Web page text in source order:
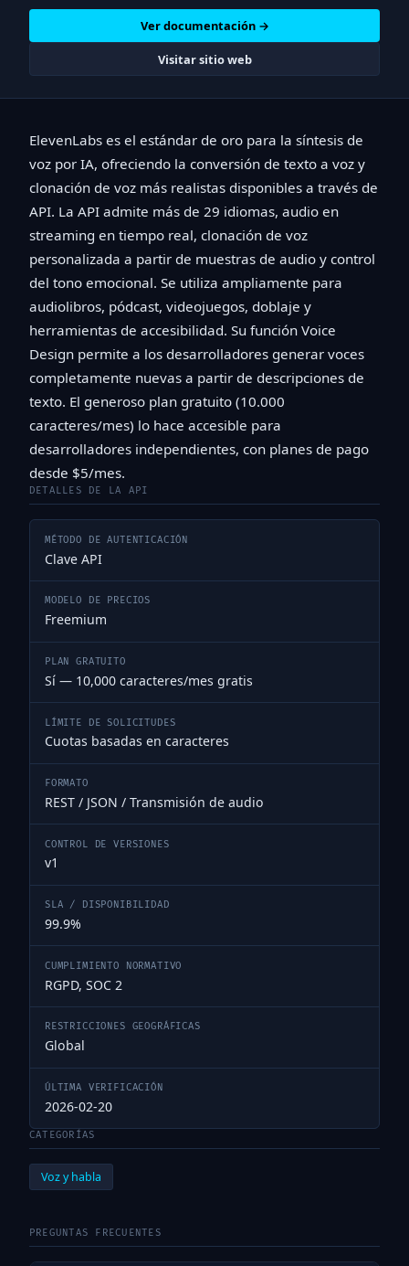
Ver documentación →
Visitar sitio web
ElevenLabs es el estándar de oro para la síntesis de
voz por IA, ofreciendo la conversión de texto a voz y
clonación de voz más realistas disponibles a través de
API. La API admite más de 29 idiomas, audio en
streaming en tiempo real, clonación de voz
personalizada a partir de muestras de audio y control
del tono emocional. Se utiliza ampliamente para
audiolibros, pódcast, videojuegos, doblaje y
herramientas de accesibilidad. Su función Voice
Design permite a los desarrolladores generar voces
completamente nuevas a partir de descripciones de
texto. El generoso plan gratuito (10.000
caracteres/mes) lo hace accesible para
desarrolladores independientes, con planes de pago
desde $5/mes.
DETALLES DE LA API
MÉTODO DE AUTENTICACIÓN
Clave API
MODELO DE PRECIOS
Freemium
PLAN GRATUITO
Sí — 10,000 caracteres/mes gratis
LÍMITE DE SOLICITUDES
Cuotas basadas en caracteres
FORMATO
REST / JSON / Transmisión de audio
CONTROL DE VERSIONES
v1
SLA / DISPONIBILIDAD
99.9%
CUMPLIMIENTO NORMATIVO
RGPD, SOC 2
RESTRICCIONES GEOGRÁFICAS
Global
ÚLTIMA VERIFICACIÓN
2026-02-20
CATEGORÍAS
Voz y habla
PREGUNTAS FRECUENTES